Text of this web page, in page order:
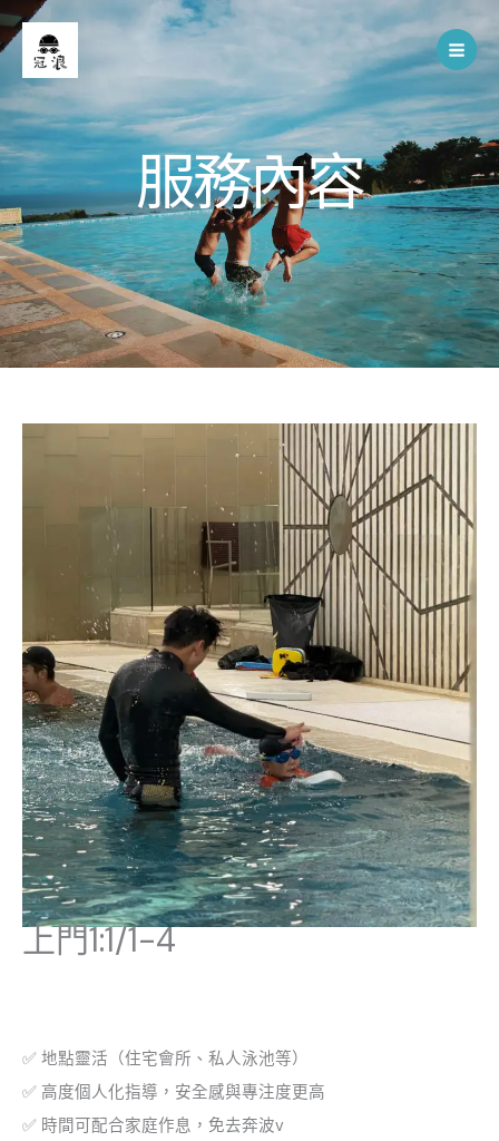
Skip
to
content
服務內容
上門1:1/1-4
✅ 地點靈活（住宅會所、私人泳池等）
✅ 高度個人化指導，安全感與專注度更高
✅ 時間可配合家庭作息，免去奔波v